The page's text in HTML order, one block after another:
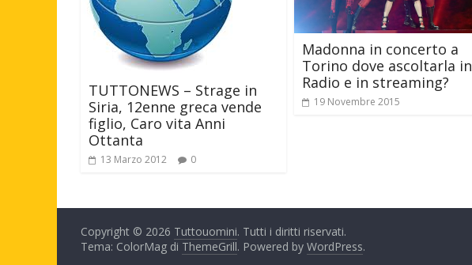
TUTTONEWS – Strage in
Siria, 12enne greca vende
figlio, Caro vita Anni
Ottanta
13 Marzo 2012 0
Madonna in concerto a
Torino dove ascoltarla in
Radio e in streaming?
19 Novembre 2015
Copyright © 2026 Tuttouomini. Tutti i diritti riservati.
Tema: ColorMag di ThemeGrill. Powered by WordPress.